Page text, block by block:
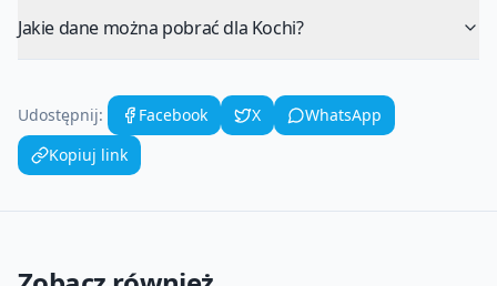
Jakie dane można pobrać dla Kochi?
Udostępnij: Facebook X
WhatsApp
Kopiuj link